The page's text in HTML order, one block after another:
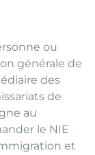
ou
générale de
des
de
au
le NIE
et